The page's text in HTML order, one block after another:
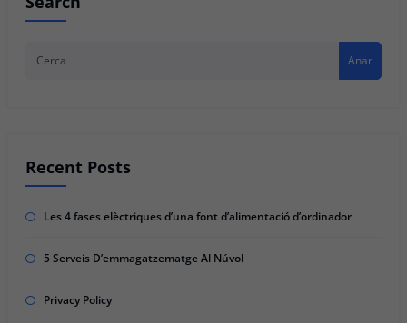
Anar
Recent Posts
Les 4 fases elèctriques d’una font d’alimentació d’ordinador
5 Serveis D’emmagatzematge Al Núvol
Privacy Policy